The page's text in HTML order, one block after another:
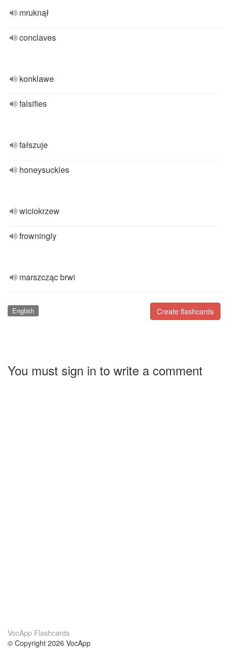
mruknął
conclaves
konklawe
falsifies
fałszuje
honeysuckles
wiciokrzew
frowningly
marszcząc brwi
Create flashcards
English
You must sign in to write a comment
VocApp Flashcards
© Copyright 2026 VocApp